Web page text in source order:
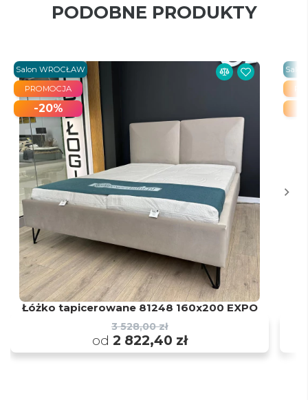
PODOBNE PRODUKTY
Łóżko tapicerowane 81248 160x200 EXPO
3 528,00 zł
od 2 822,40 zł
PROMOCJA
-20%
Salon WROCŁAW